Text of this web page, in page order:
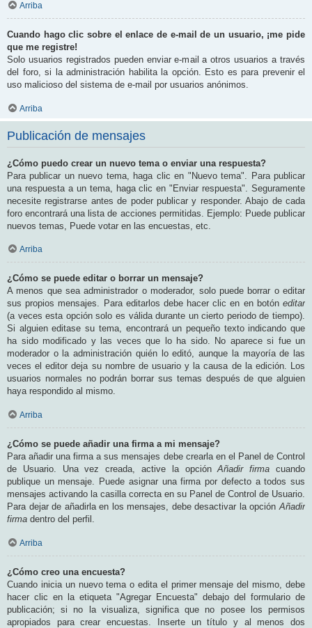
Arriba
Cuando hago clic sobre el enlace de e-mail de un usuario, ¡me pide
que me registre!
Solo usuarios registrados pueden enviar e-mail a otros usuarios a través
del foro, si la administración habilita la opción. Esto es para prevenir el
uso malicioso del sistema de e-mail por usuarios anónimos.
Arriba
Publicación de mensajes
¿Cómo puedo crear un nuevo tema o enviar una respuesta?
Para publicar un nuevo tema, haga clic en "Nuevo tema". Para publicar
una respuesta a un tema, haga clic en "Enviar respuesta". Seguramente
necesite registrarse antes de poder publicar y responder. Abajo de cada
foro encontrará una lista de acciones permitidas. Ejemplo: Puede publicar
nuevos temas, Puede votar en las encuestas, etc.
Arriba
¿Cómo se puede editar o borrar un mensaje?
A menos que sea administrador o moderador, solo puede borrar o editar
sus propios mensajes. Para editarlos debe hacer clic en en botón editar
(a veces esta opción solo es válida durante un cierto periodo de tiempo).
Si alguien editase su tema, encontrará un pequeño texto indicando que
ha sido modificado y las veces que lo ha sido. No aparece si fue un
moderador o la administración quién lo editó, aunque la mayoría de las
veces el editor deja su nombre de usuario y la causa de la edición. Los
usuarios normales no podrán borrar sus temas después de que alguien
haya respondido al mismo.
Arriba
¿Cómo se puede añadir una firma a mi mensaje?
Para añadir una firma a sus mensajes debe crearla en el Panel de Control
de Usuario. Una vez creada, active la opciónAñadir firma cuando
publique un mensaje. Puede asignar una firma por defecto a todos sus
mensajes activando la casilla correcta en su Panel de Control de Usuario.
Para dejar de añadirla en los mensajes, debe desactivar la opciónAñadir
firma dentro del perfil.
Arriba
¿Cómo creo una encuesta?
Cuando inicia un nuevo tema o edita el primer mensaje del mismo, debe
hacer clic en la etiqueta "Agregar Encuesta" debajo del formulario de
publicación; si no la visualiza, significa que no posee los permisos
apropiados para crear encuestas. Inserte un título y al menos dos